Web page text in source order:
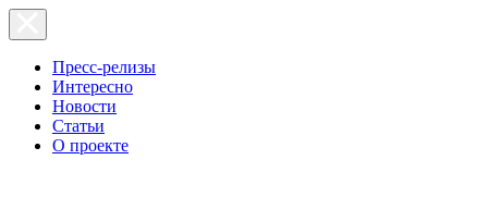
Пресс-релизы
Интересно
Новости
Статьи
О проекте